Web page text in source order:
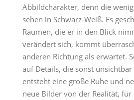
Abbildcharakter, denn die
sehen in Schwarz-Weiß. Es
Räumen, die er in den Blick
verändert sich, kommt
anderen Richtung als erwartet.
auf Details, die sonst unsichtbar
entsteht eine große Ruhe und
neue Bilder von der Realität,